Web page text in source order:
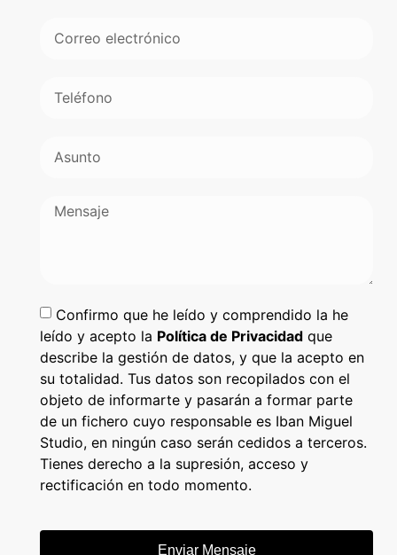
Confirmo que he leído y comprendido la he
leído y acepto la Política de Privacidad que
describe la gestión de datos, y que la acepto en
su totalidad. Tus datos son recopilados con el
objeto de informarte y pasarán a formar parte
de un fichero cuyo responsable es Iban Miguel
Studio, en ningún caso serán cedidos a terceros.
Tienes derecho a la supresión, acceso y
rectificación en todo momento.
Enviar Mensaje